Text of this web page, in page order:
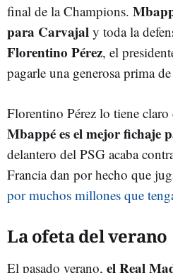
final de la Champions.
para Carvajal y toda la
Florentino Pérez, el
pagarle una generosa prima
Florentino Pérez lo tiene claro
Mbappé es el mejor fichaje
delantero del PSG acaba
Francia dan por hecho que
por muchos millones que
La ofeta del verano
El pasado verano, el Real